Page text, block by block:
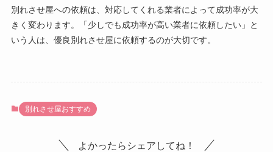
別れさせ屋への依頼は、対応してくれる業者によって成功率が大
きく変わります。「少しでも成功率が高い業者に依頼したい」と
いう人は、優良別れさせ屋に依頼するのが大切です。
別れさせ屋おすすめ
よかったらシェアしてね！